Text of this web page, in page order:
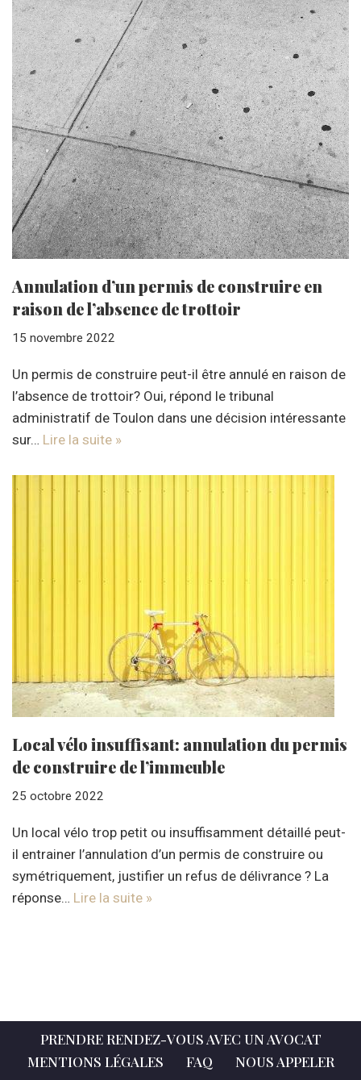
Annulation d’un permis de construire en
raison de l’absence de trottoir
15 novembre 2022
Un permis de construire peut-il être annulé en raison de
l’absence de trottoir? Oui, répond le tribunal
administratif de Toulon dans une décision intéressante
sur… Lire la suite »
Local vélo insuffisant: annulation du permis
de construire de l’immeuble
25 octobre 2022
Un local vélo trop petit ou insuffisamment détaillé peut-
il entrainer l’annulation d’un permis de construire ou
symétriquement, justifier un refus de délivrance ? La
réponse… Lire la suite »
PRENDRE RENDEZ-VOUS AVEC UN AVOCAT
MENTIONS LÉGALES
FAQ NOUS APPELER